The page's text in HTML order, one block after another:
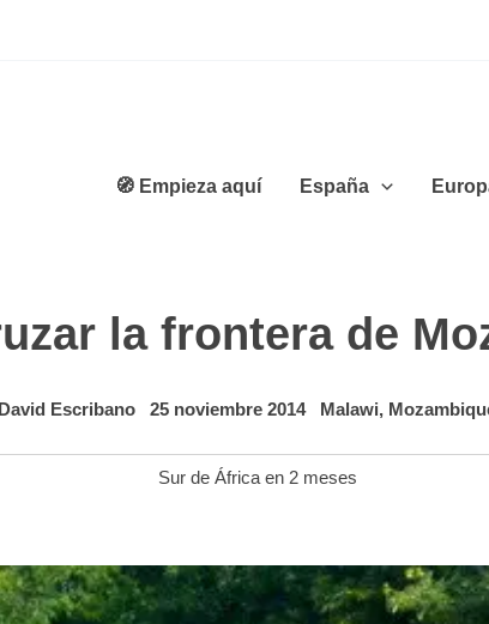
🧭 Empieza aquí España
la frontera de
David Escribano 25 noviembre 2014 Malawi,
Sur de África en 2 meses